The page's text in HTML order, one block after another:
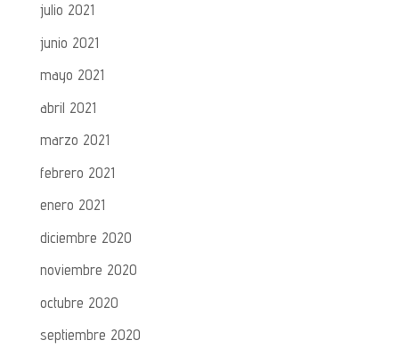
julio 2021
junio 2021
mayo 2021
abril 2021
marzo 2021
febrero 2021
enero 2021
diciembre 2020
noviembre 2020
octubre 2020
septiembre 2020